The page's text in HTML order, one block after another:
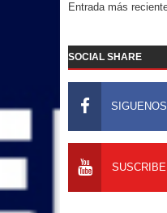
Entrada más
SOCIAL SHARE
SIGUENOS
SUSCRIBE